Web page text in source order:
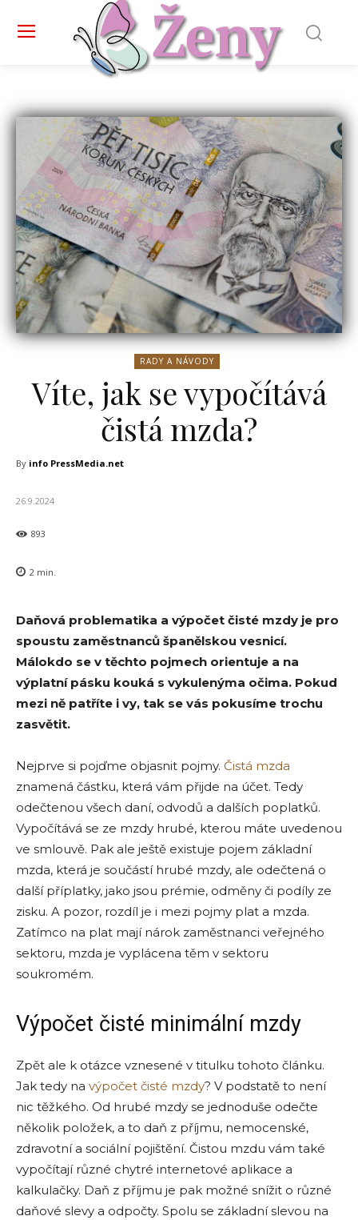
RADY A NÁVODY
Víte, jak se vypočítává
čistá mzda?
By info PressMedia.net
26.9.2024
893
2 min.
Daňová problematika a výpočet čisté mzdy je pro
spoustu zaměstnanců španělskou vesnicí.
Málokdo se v těchto pojmech orientuje a na
výplatní pásku kouká s vykulenýma očima. Pokud
mezi ně patříte i vy, tak se vás pokusíme trochu
zasvětit.
Nejprve si pojďme objasnit pojmy. Čistá mzda
znamená částku, která vám přijde na účet. Tedy
odečtenou všech daní, odvodů a dalších poplatků.
Vypočítává se ze mzdy hrubé, kterou máte uvedenou
ve smlouvě. Pak ale ještě existuje pojem základní
mzda, která je součástí hrubé mzdy, ale odečtená o
další příplatky, jako jsou prémie, odměny či podíly ze
zisku. A pozor, rozdíl je i mezi pojmy plat a mzda.
Zatímco na plat mají nárok zaměstnanci veřejného
sektoru, mzda je vyplácena těm v sektoru
soukromém.
Výpočet čisté minimální mzdy
Zpět ale k otázce vznesené v titulku tohoto článku.
Jak tedy na výpočet čisté mzdy? V podstatě to není
nic těžkého. Od hrubé mzdy se jednoduše odečte
několik položek, a to daň z příjmu, nemocenské,
zdravotní a sociální pojištění. Čistou mzdu vám také
vypočítají různé chytré internetové aplikace a
kalkulačky. Daň z příjmu je pak možné snížit o různé
daňové slevy a odpočty. Spolu se základní slevou na